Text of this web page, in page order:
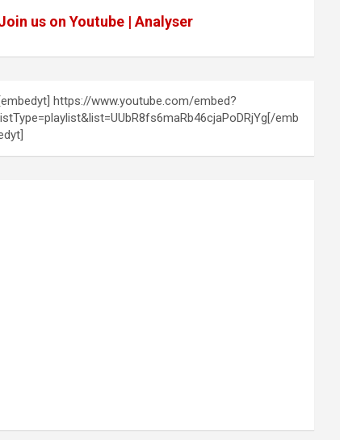
us on Youtube | Analyser
[embedyt] https://www.youtube.com/embed?
emb